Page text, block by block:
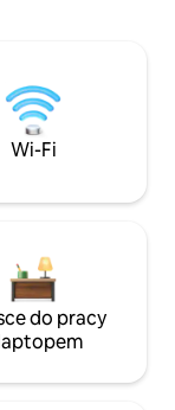
Wi-Fi
do pracy